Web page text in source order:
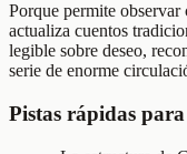
Porque permite
actualiza cuentos
legible sobre deseo,
serie de enorme
Pistas rápidas para